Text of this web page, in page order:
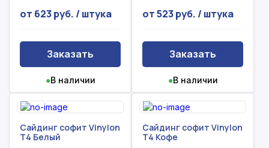
от 623 руб. / штука
Заказать
●В наличии
от 523 руб. / штука
Заказать
●В наличии
Сайдинг софит Vinylon
T4 Белый
Сайдинг софит Vinylon
T4 Кофе
Рассчитать смету
Заполните форму ниже, чтобы получить
точный расчет сметы. Мы свяжемся с вами в
кратчайшие сроки.
Оставьте номер
телефона
Предоставим бесплатную консультацию по
нашим товарам и актуальным ценам на